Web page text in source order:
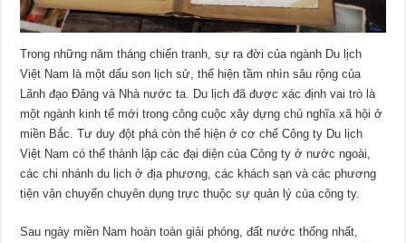
Trong những năm tháng chiến tranh, sự ra đời của ngành Du lịch
Việt Nam là một dấu son lịch sử, thể hiện tầm nhìn sâu rộng của
Lãnh đạo Đảng và Nhà nước ta. Du lịch đã được xác định vai trò là
một ngành kinh tế mới trong công cuộc xây dựng chủ nghĩa xã hội ở
miền Bắc. Tư duy đột phá còn thể hiện ở cơ chế Công ty Du lịch
Việt Nam có thể thành lập các đại diện của Công ty ở nước ngoài,
các chi nhánh du lịch ở địa phương, các khách sạn và các phương
tiện vận chuyển chuyên dụng trực thuộc sự quản lý của công ty.
Sau ngày miền Nam hoàn toàn giải phóng, đất nước thống nhất,